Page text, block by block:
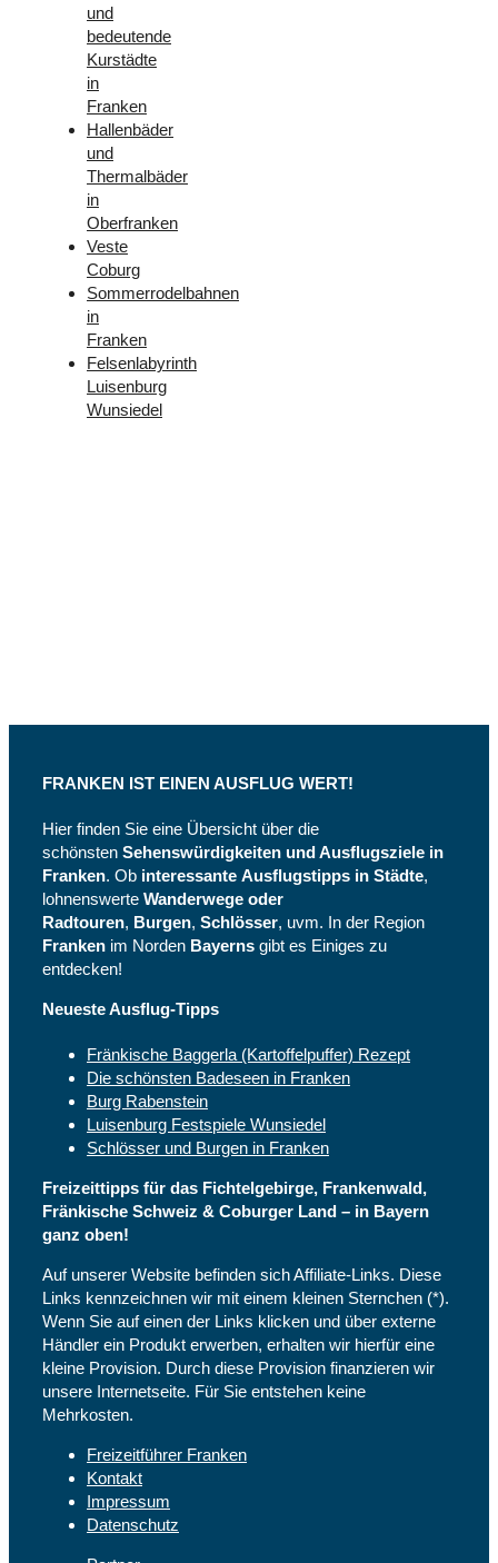
und
bedeutende
Kurstädte
in
Franken
Hallenbäder
und
Thermalbäder
in
Oberfranken
Veste
Coburg
Sommerrodelbahnen
in
Franken
Felsenlabyrinth
Luisenburg
Wunsiedel
FRANKEN IST EINEN AUSFLUG WERT!
Hier finden Sie eine Übersicht über die
schönsten Sehenswürdigkeiten und Ausflugsziele in
Franken. Ob interessante Ausflugstipps in Städte,
lohnenswerte Wanderwege oder
Radtouren, Burgen, Schlösser, uvm. In der Region
Franken im Norden Bayerns gibt es Einiges zu
entdecken!
Neueste Ausflug-Tipps
Fränkische Baggerla (Kartoffelpuffer) Rezept
Die schönsten Badeseen in Franken
Burg Rabenstein
Luisenburg Festspiele Wunsiedel
Schlösser und Burgen in Franken
Freizeittipps für das Fichtelgebirge, Frankenwald,
Fränkische Schweiz & Coburger Land – in Bayern
ganz oben!
Auf unserer Website befinden sich Affiliate-Links. Diese
Links kennzeichnen wir mit einem kleinen Sternchen (*).
Wenn Sie auf einen der Links klicken und über externe
Händler ein Produkt erwerben, erhalten wir hierfür eine
kleine Provision. Durch diese Provision finanzieren wir
unsere Internetseite. Für Sie entstehen keine
Mehrkosten.
Freizeitführer Franken
Kontakt
Impressum
Datenschutz